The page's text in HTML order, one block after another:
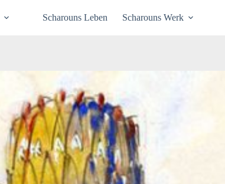
Scharouns Leben Scharouns Werk